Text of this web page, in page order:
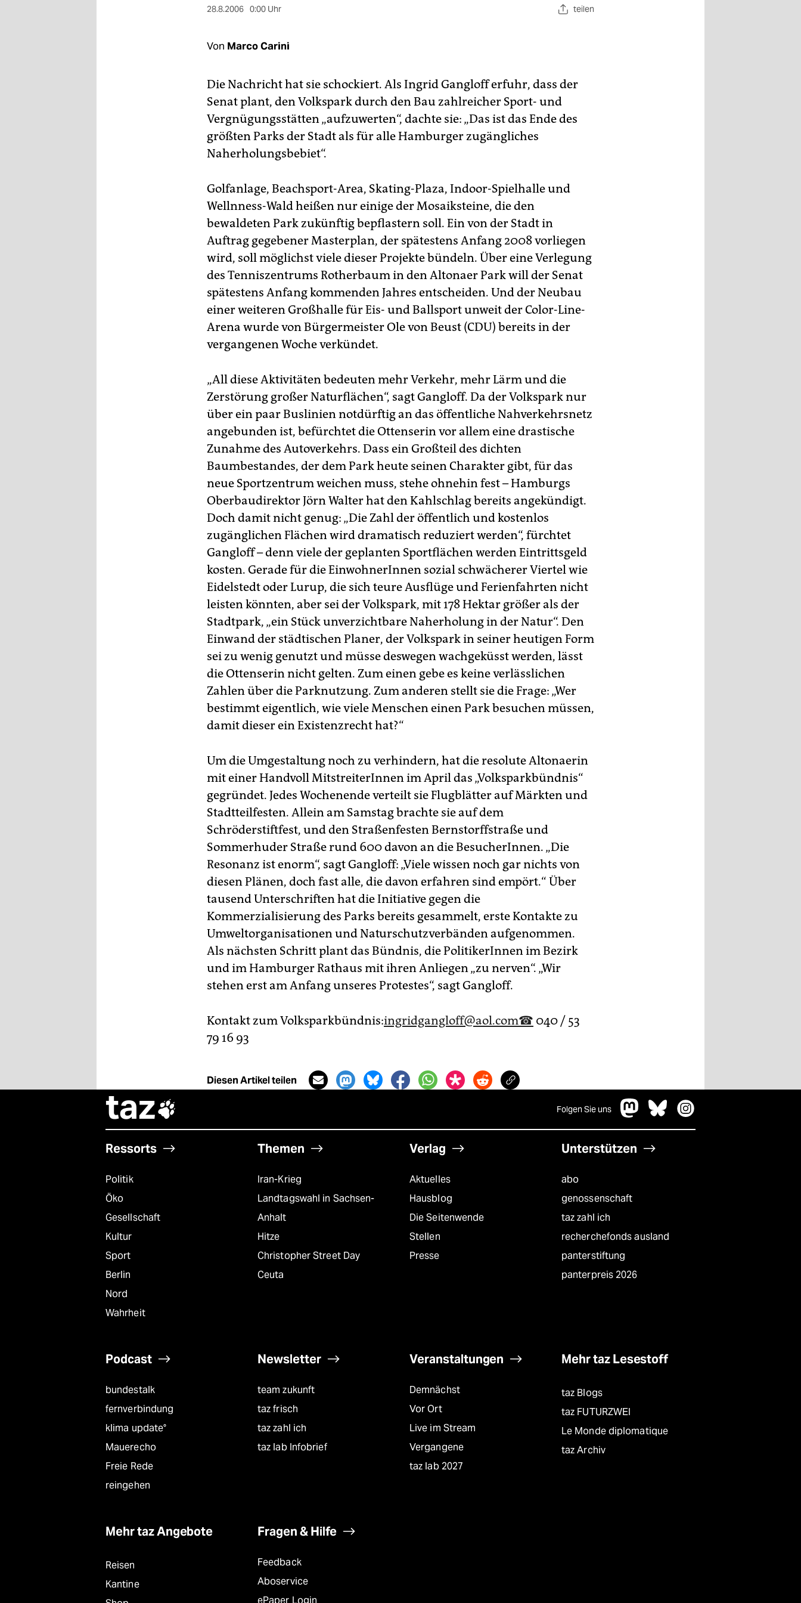
28.8.2006 0:00 Uhr teilen
Von Marco Carini
Die Nachricht hat sie schockiert. Als Ingrid Gangloff erfuhr, dass der
Senat plant, den Volkspark durch den Bau zahlreicher Sport- und
Vergnügungsstätten „aufzuwerten“, dachte sie: „Das ist das Ende des
größten Parks der Stadt als für alle Hamburger zugängliches
Naherholungsbebiet“.
Golfanlage, Beachsport-Area, Skating-Plaza, Indoor-Spielhalle und
Wellnness-Wald heißen nur einige der Mosaiksteine, die den
bewaldeten Park zukünftig bepflastern soll. Ein von der Stadt in
Auftrag gegebener Masterplan, der spätestens Anfang 2008 vorliegen
wird, soll möglichst viele dieser Projekte bündeln. Über eine Verlegung
des Tenniszentrums Rotherbaum in den Altonaer Park will der Senat
spätestens Anfang kommenden Jahres entscheiden. Und der Neubau
einer weiteren Großhalle für Eis- und Ballsport unweit der Color-Line-
Arena wurde von Bürgermeister Ole von Beust (CDU) bereits in der
vergangenen Woche verkündet.
„All diese Aktivitäten bedeuten mehr Verkehr, mehr Lärm und die
Zerstörung großer Naturflächen“, sagt Gangloff. Da der Volkspark nur
über ein paar Buslinien notdürftig an das öffentliche Nahverkehrsnetz
angebunden ist, befürchtet die Ottenserin vor allem eine drastische
Zunahme des Autoverkehrs. Dass ein Großteil des dichten
Baumbestandes, der dem Park heute seinen Charakter gibt, für das
neue Sportzentrum weichen muss, stehe ohnehin fest – Hamburgs
Oberbaudirektor Jörn Walter hat den Kahlschlag bereits angekündigt.
Doch damit nicht genug: „Die Zahl der öffentlich und kostenlos
zugänglichen Flächen wird dramatisch reduziert werden“, fürchtet
Gangloff – denn viele der geplanten Sportflächen werden Eintrittsgeld
kosten. Gerade für die EinwohnerInnen sozial schwächerer Viertel wie
Eidelstedt oder Lurup, die sich teure Ausflüge und Ferienfahrten nicht
leisten könnten, aber sei der Volkspark, mit 178 Hektar größer als der
Stadtpark, „ein Stück unverzichtbare Naherholung in der Natur“. Den
Einwand der städtischen Planer, der Volkspark in seiner heutigen Form
sei zu wenig genutzt und müsse deswegen wachgeküsst werden, lässt
die Ottenserin nicht gelten. Zum einen gebe es keine verlässlichen
Zahlen über die Parknutzung. Zum anderen stellt sie die Frage: „Wer
bestimmt eigentlich, wie viele Menschen einen Park besuchen müssen,
damit dieser ein Existenzrecht hat?“
Um die Umgestaltung noch zu verhindern, hat die resolute Altonaerin
mit einer Handvoll MitstreiterInnen im April das „Volksparkbündnis“
gegründet. Jedes Wochenende verteilt sie Flugblätter auf Märkten und
Stadtteilfesten. Allein am Samstag brachte sie auf dem
Schröderstiftfest, und den Straßenfesten Bernstorffstraße und
Sommerhuder Straße rund 600 davon an die BesucherInnen. „Die
Resonanz ist enorm“, sagt Gangloff: „Viele wissen noch gar nichts von
diesen Plänen, doch fast alle, die davon erfahren sind empört.“ Über
tausend Unterschriften hat die Initiative gegen die
Kommerzialisierung des Parks bereits gesammelt, erste Kontakte zu
Umweltorganisationen und Naturschutzverbänden aufgenommen.
Als nächsten Schritt plant das Bündnis, die PolitikerInnen im Bezirk
und im Hamburger Rathaus mit ihren Anliegen „zu nerven“. „Wir
stehen erst am Anfang unseres Protestes“, sagt Gangloff.
Kontakt zum Volksparkbündnis:ingridgangloff@aol.com☎ 040 / 53
79 16 93
Diesen Artikel teilen
taz Folgen Sie uns
Ressorts
Politik
Öko
Gesellschaft
Kultur
Sport
Berlin
Nord
Wahrheit
Themen
Iran-Krieg
Landtagswahl in Sachsen-
Anhalt
Hitze
Christopher Street Day
Ceuta
Verlag
Aktuelles
Hausblog
Die Seitenwende
Stellen
Presse
Unterstützen
abo
genossenschaft
taz zahl ich
recherchefonds ausland
panterstiftung
panterpreis 2026
Podcast
bundestalk
fernverbindung
klima update°
Mauerecho
Freie Rede
reingehen
Newsletter
team zukunft
taz frisch
taz zahl ich
taz lab Infobrief
Veranstaltungen
Demnächst
Vor Ort
Live im Stream
Vergangene
taz lab 2027
Mehr taz Lesestoff
taz Blogs
taz FUTURZWEI
Le Monde diplomatique
taz Archiv
Mehr taz Angebote
Reisen
Kantine
Fragen & Hilfe
Feedback
Aboservice
ePaper Login